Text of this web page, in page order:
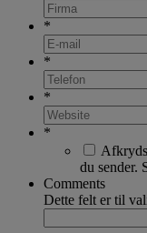
*
*
*
*
du sender.
Comments
Dette felt er til